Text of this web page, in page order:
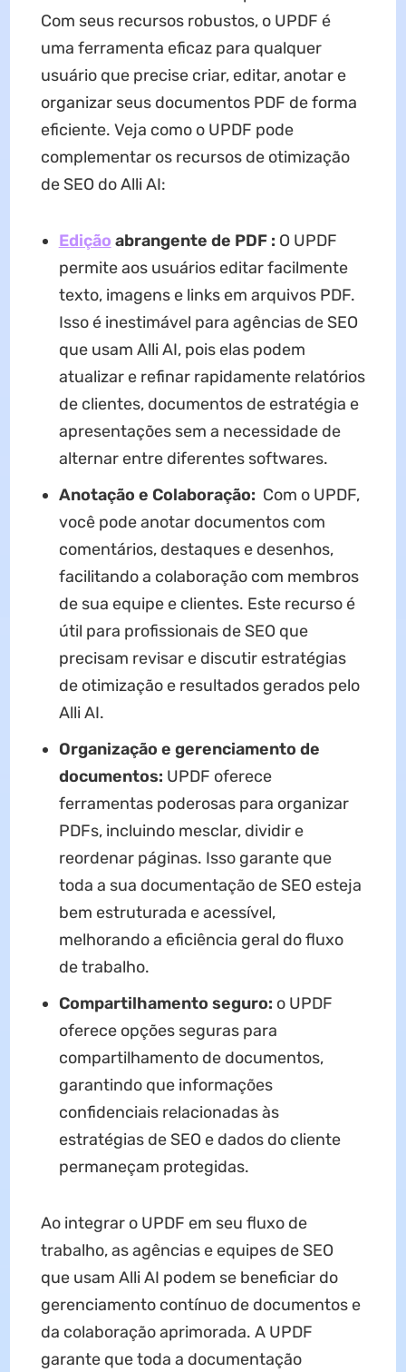
Com seus recursos robustos, o UPDF é
uma ferramenta eficaz para qualquer
usuário que precise criar, editar, anotar e
organizar seus documentos PDF de forma
eficiente. Veja como o UPDF pode
complementar os recursos de otimização
de SEO do Alli AI:
Edição abrangente de PDF : O UPDF
permite aos usuários editar facilmente
texto, imagens e links em arquivos PDF.
Isso é inestimável para agências de SEO
que usam Alli AI, pois elas podem
atualizar e refinar rapidamente relatórios
de clientes, documentos de estratégia e
apresentações sem a necessidade de
alternar entre diferentes softwares.
Anotação e Colaboração: Com o UPDF,
você pode anotar documentos com
comentários, destaques e desenhos,
facilitando a colaboração com membros
de sua equipe e clientes. Este recurso é
útil para profissionais de SEO que
precisam revisar e discutir estratégias
de otimização e resultados gerados pelo
Alli AI.
Organização e gerenciamento de
documentos: UPDF oferece
ferramentas poderosas para organizar
PDFs, incluindo mesclar, dividir e
reordenar páginas. Isso garante que
toda a sua documentação de SEO esteja
bem estruturada e acessível,
melhorando a eficiência geral do fluxo
de trabalho.
Compartilhamento seguro: o UPDF
oferece opções seguras para
compartilhamento de documentos,
garantindo que informações
confidenciais relacionadas às
estratégias de SEO e dados do cliente
permaneçam protegidas.
Ao integrar o UPDF em seu fluxo de
trabalho, as agências e equipes de SEO
que usam Alli AI podem se beneficiar do
gerenciamento contínuo de documentos e
da colaboração aprimorada. A UPDF
garante que toda a documentação